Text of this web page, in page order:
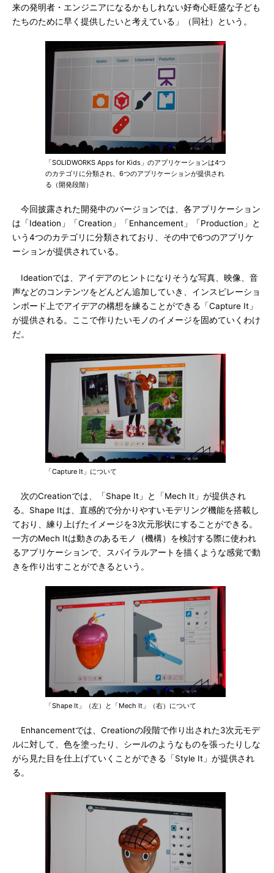
来の発明者・エンジニアになるかもしれない好奇心旺盛な子ども
たちのために早く提供したいと考えている」（同社）という。
「SOLIDWORKS Apps for Kids」のアプリケーションは4つ
のカテゴリに分類され、6つのアプリケーションが提供され
る（開発段階）
今回披露された開発中のバージョンでは、各アプリケーション
は「Ideation」「Creation」「Enhancement」「Production」と
いう4つのカテゴリに分類されており、その中で6つのアプリケ
ーションが提供されている。
Ideationでは、アイデアのヒントになりそうな写真、映像、音
声などのコンテンツをどんどん追加していき、インスピレーショ
ンボード上でアイデアの構想を練ることができる「Capture It」
が提供される。ここで作りたいモノのイメージを固めていくわけ
だ。
「Capture It」について
次のCreationでは、「Shape It」と「Mech It」が提供され
る。Shape Itは、直感的で分かりやすいモデリング機能を搭載し
ており、練り上げたイメージを3次元形状にすることができる。
一方のMech Itは動きのあるモノ（機構）を検討する際に使われ
るアプリケーションで、スパイラルアートを描くような感覚で動
きを作り出すことができるという。
「Shape It」（左）と「Mech It」（右）について
Enhancementでは、Creationの段階で作り出された3次元モデ
ルに対して、色を塗ったり、シールのようなものを張ったりしな
がら見た目を仕上げていくことができる「Style It」が提供され
る。